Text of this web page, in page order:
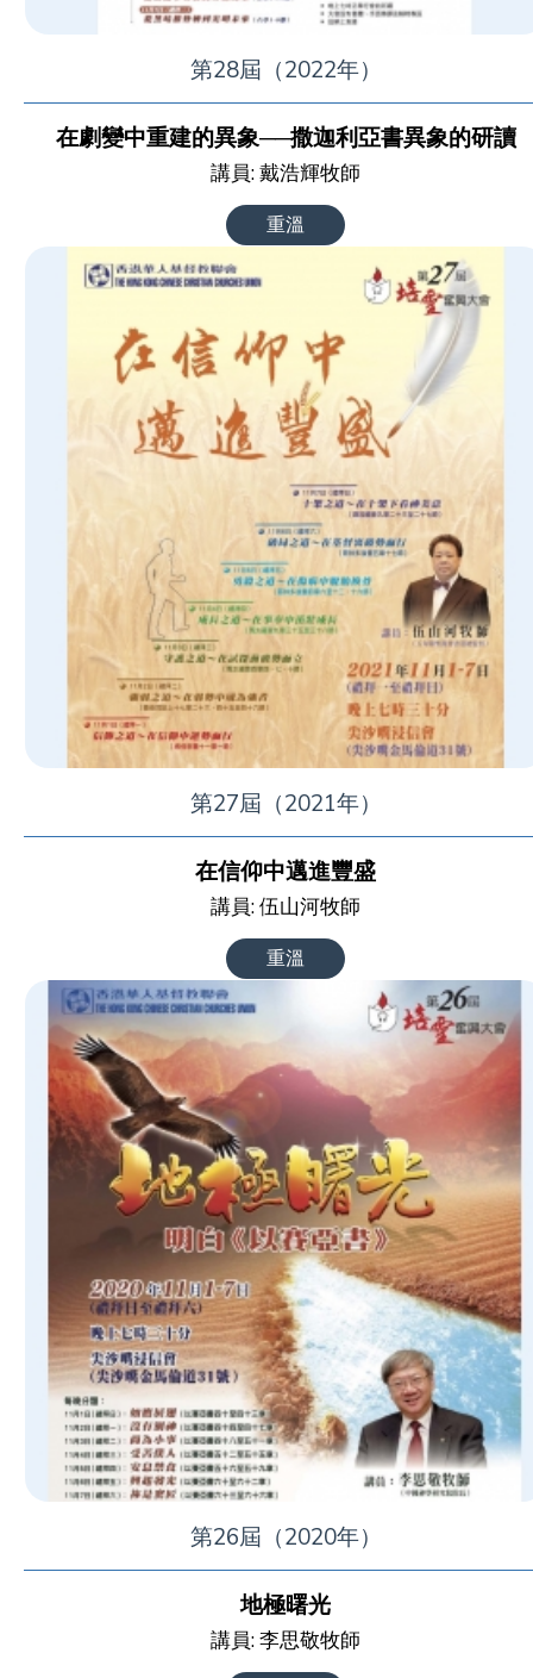
第28屆（2022年）
在劇變中重建的異象──撒迦利亞書異象的研讀
講員: 戴浩輝牧師
重溫
第27屆（2021年）
在信仰中邁進豐盛
講員: 伍山河牧師
重溫
第26屆（2020年）
地極曙光
講員: 李思敬牧師